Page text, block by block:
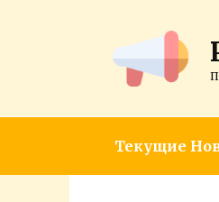
Текущие